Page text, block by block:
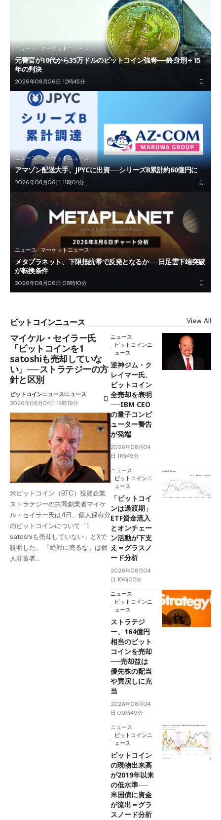
ニュース マーケットニュース
元警官が10代から35万ドルのビットコイン強奪──終身刑＋15
年の判決
2026年08月06日 12時45分
ニュース マーケットニュース
アマゾン配送大手、JPYCに出資──シリーズB累計約60億円に
2026年08月06日 11時04分
ニュース マーケットニュース
メタプラネット、下限抵抗帯で反発となるか──日足雲下端突破
が転換条件
2026年08月06日 08時10分
ビットコインニュース View All
マイケル・セイラー氏
「ビットコインを1
satoshiも売却していな
い」──ストラテジーの方
針と区別
ビットコインニュースニュース
2026年08月04日 14時19分
米ビットコイン（BTC）投資企業
ストラテジーの共同創業者マイケ
ル・セイラー氏は4日、個人保有分
のビットコインについて「1
satoshiも売却していない」とXで
説明した。 「絶対に売るな」は個
人貯蓄者…
ニュース
ビットコインニ
ュース
逆神ジム・ク
レイマー氏、
ビットコイン
全売却を表明
──IBM CEO
の量子コンピ
ューター警告
が発端
2026年08月04
日 11時49分
ニュース
ビットコインニ
ュース
「ビットコイ
ンは過渡期」
ETF資金流入
とオンチェー
ン活動が下支
え＝グラスノ
ード分析
2026年08月04
日 10時02分
ニュース
ビットコインニ
ュース
ストラテジ
ー、164億円
相当のビット
コインを売却
──売却益は
優先株の配当
や買戻しに充
当
2026年08月04
日 09時49分
ニュース
ビットコインニ
ュース
ビットコイン
の現物出来高
が2019年以来
の低水準──
米国債に資金
が流出＝グラ
スノード分析